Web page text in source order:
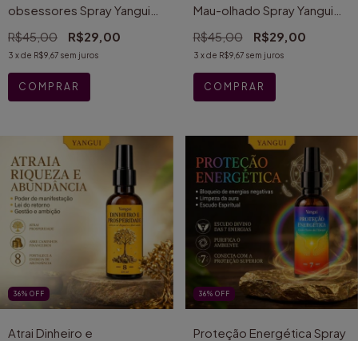
obsessores Spray Yangui
120ml
R$45,00 R$29,00
3 x de R$9,67 sem juros
Mau-olhado Spray Yangui
120ml
R$45,00 R$29,00
3 x de R$9,67 sem juros
36% OFF
Atrai Dinheiro e
36% OFF
Proteção Energética Spray